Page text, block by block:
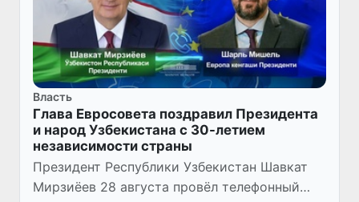
Власть
Глава Евросовета поздравил Президента
и народ Узбекистана с 30-летием
независимости страны
Президент Республики Узбекистан Шавкат
Мирзиёев 28 августа провёл телефонный